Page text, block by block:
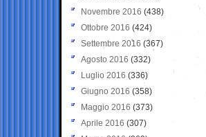
Novembre 2016 (438)
Ottobre 2016 (424)
Settembre 2016 (367)
Agosto 2016 (332)
Luglio 2016 (336)
Giugno 2016 (358)
Maggio 2016 (373)
Aprile 2016 (307)